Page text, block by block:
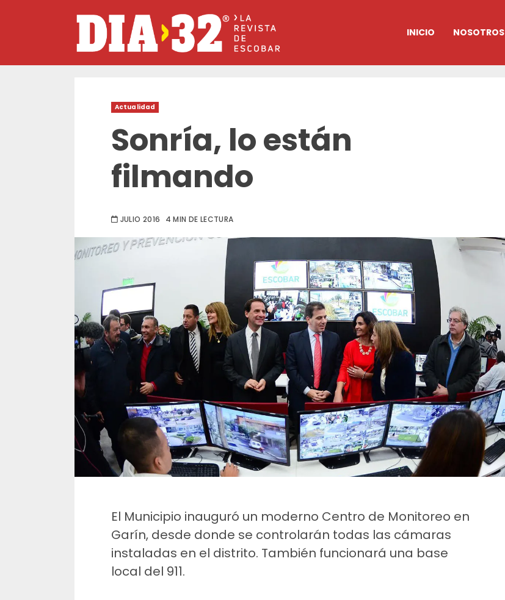
INICIO NOSOTROS
Actualidad
Sonría, lo están
filmando
JULIO 2016 4 MIN DE LECTURA
El Municipio inauguró un moderno Centro de Monitoreo en
Garín, desde donde se controlarán todas las cámaras
instaladas en el distrito. También funcionará una base
local del 911.